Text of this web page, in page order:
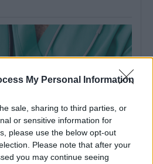
My Personal Information
sale, sharing to third parties, or
or sensitive information for
please use the below opt-out
Please note that after your
you may continue seeing